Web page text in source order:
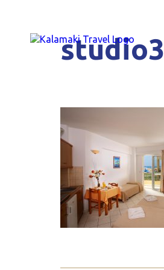
studio3